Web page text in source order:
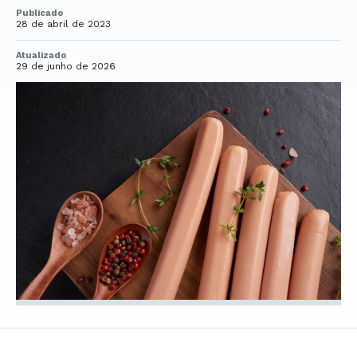
Publicado
28 de abril de 2023
Atualizado
29 de junho de 2026